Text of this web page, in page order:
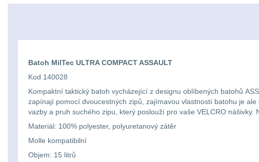
Batoh MilTec ULTRA COMPACT ASSAULT
Kod 140028
Kompaktní taktický batoh vycházející z designu oblíbených batohů
zapínají pomocí dvoucestných zipů, zajímavou vlastností batohu je
vazby a pruh suchého zipu, který poslouží pro vaše VELCRO nášivky.
Materiál: 100% polyester, polyuretanový zátěr
Molle kompatibilní
Objem: 15 litrů